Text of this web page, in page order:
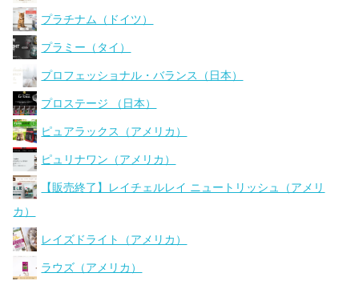
プラチナム（ドイツ）
プラミー（タイ）
プロフェッショナル・バランス（日本）
プロステージ （日本）
ピュアラックス（アメリカ）
ピュリナワン（アメリカ）
【販売終了】レイチェルレイ ニュートリッシュ（アメリ
カ）
レイズドライト（アメリカ）
ラウズ（アメリカ）